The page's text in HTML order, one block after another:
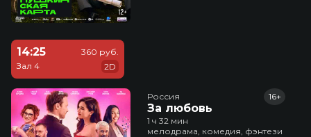
14:25
Зал 4
360 руб.
2D
Россия
За любовь
16+
1 ч 32 мин
мелодрама, комедия, фэнтези